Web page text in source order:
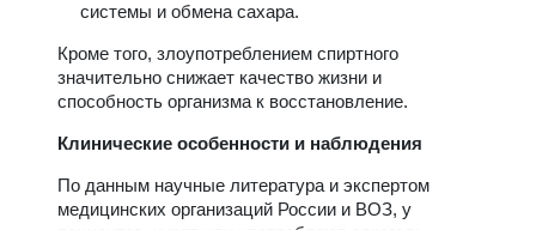
системы и обмена сахара.
Кроме того, злоупотреблением спиртного
значительно снижает качество жизни и
способность организма к восстановление.
Клинические особенности и наблюдения
По данным научные литература и экспертом
медицинских организаций России и ВОЗ, у